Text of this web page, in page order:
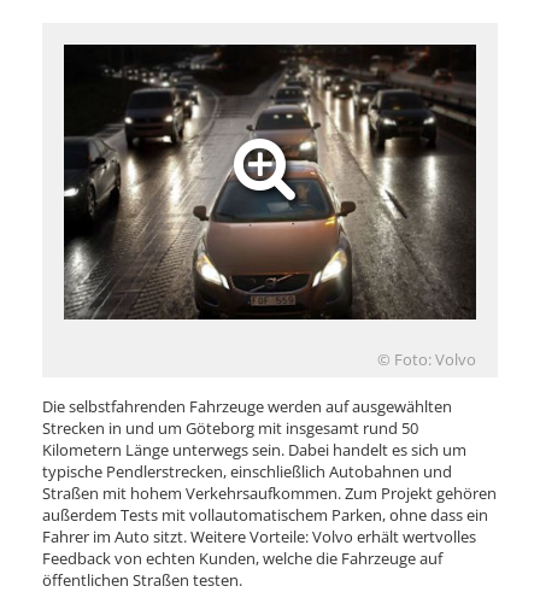
© Foto: Volvo
Die selbstfahrenden Fahrzeuge werden auf ausgewählten
Strecken in und um Göteborg mit insgesamt rund 50
Kilometern Länge unterwegs sein. Dabei handelt es sich um
typische Pendlerstrecken, einschließlich Autobahnen und
Straßen mit hohem Verkehrsaufkommen. Zum Projekt gehören
außerdem Tests mit vollautomatischem Parken, ohne dass ein
Fahrer im Auto sitzt. Weitere Vorteile: Volvo erhält wertvolles
Feedback von echten Kunden, welche die Fahrzeuge auf
öffentlichen Straßen testen.